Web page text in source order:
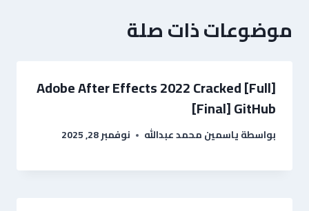
موضوعات ذات صلة
Adobe After Effects 2022 Cracked [Full]
[Final] GitHub
بواسطةياسمين محمد عبدالله نوفمبر 28, 2025